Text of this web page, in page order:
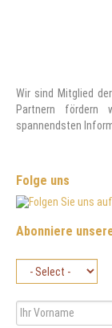
Wir sind Mitglied
Partnern fördern
spannendsten
Folge uns
Abonniere